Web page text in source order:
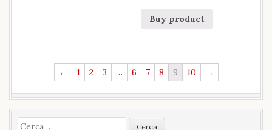
Buy product
← 1 2 3 … 6 7 8 9 10 →
Ricerca